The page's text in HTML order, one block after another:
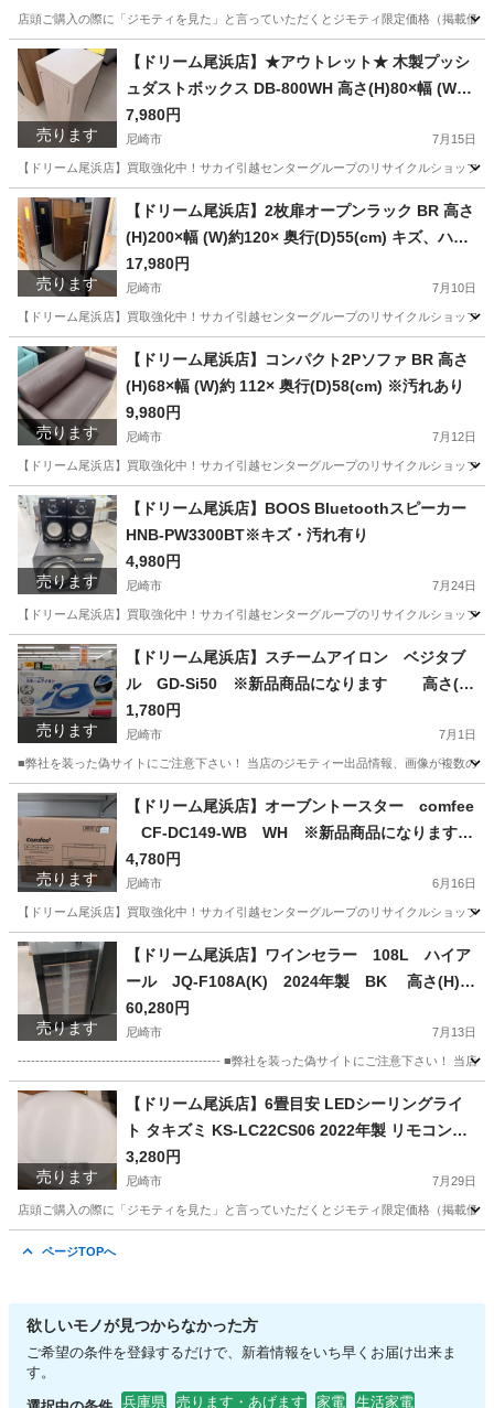
店頭ご購入の際に「ジモティを見た」と言っていただくとジモティ限定価格（掲載
兵庫 尼崎市 ソファ 店頭
売ります
【ドリーム尾浜店】★アウトレット★ 木製プッシ
ュダストボックス DB-800WH 高さ(H)80×幅 (W)
約25× 奥行(D)30(cm)
7,980円
尼崎市 7月15日
【ドリーム尾浜店】買取強化中！サカイ引越センターグループのリサイクルショッ
兵庫 尼崎市 収納家具 ドリーム
売ります
【ドリーム尾浜店】2枚扉オープンラック BR 高さ
(H)200×幅 (W)約120× 奥行(D)55(cm) キズ、ハガ
レ多数あり。
17,980円
尼崎市 7月10日
【ドリーム尾浜店】買取強化中！サカイ引越センターグループのリサイクルショッ
兵庫 尼崎市 収納家具 ドリーム
売ります
【ドリーム尾浜店】コンパクト2Pソファ BR 高さ
(H)68×幅 (W)約 112× 奥行(D)58(cm) ※汚れあり
9,980円
尼崎市 7月12日
【ドリーム尾浜店】買取強化中！サカイ引越センターグループのリサイクルショッ
兵庫 尼崎市 ソファ ドリーム
売ります
【ドリーム尾浜店】BOOS Bluetoothスピーカー
HNB-PW3300BT※キズ・汚れ有り
4,980円
尼崎市 7月24日
【ドリーム尾浜店】買取強化中！サカイ引越センターグループのリサイクルショッ
兵庫 尼崎市 オーディオ ドリーム
売ります
【ドリーム尾浜店】スチームアイロン ベジタブ
ル GD-Si50 ※新品商品になります 高さ(H)
--cm× 幅(W)--cm× 奥行(D)--cm
1,780円
尼崎市 7月1日
■弊社を装った偽サイトにご注意下さい！ 当店のジモティー出品情報、画像が複数の
兵庫 尼崎市 ベビー用品 買取
売ります
【ドリーム尾浜店】オーブントースター comfee
CF-DC149-WB WH ※新品商品になります
高さ(H)--×幅 (W)--× 奥行(D)--(cm)
4,780円
尼崎市 6月16日
【ドリーム尾浜店】買取強化中！サカイ引越センターグループのリサイクルショッ
兵庫 尼崎市 季節、空調家電 店頭
売ります
【ドリーム尾浜店】ワインセラー 108L ハイア
ール JQ-F108A(K) 2024年製 BK 高さ(H)8
2cm× 幅(W)49.7cm× 奥行(D)58.5cm
60,280円
尼崎市 7月13日
---------------------------------------------- ■弊社を装った偽サイトにご注意下さい！ 当店の
兵庫 尼崎市 その他 買取
売ります
【ドリーム尾浜店】6畳目安 LEDシーリングライ
ト タキズミ KS-LC22CS06 2022年製 リモコン付
き
3,280円
尼崎市 7月29日
店頭ご購入の際に「ジモティを見た」と言っていただくとジモティ限定価格（掲載
ページTOPへ
欲しいモノが見つからなかった方
ご希望の条件を登録するだけで、新着情報をいち早くお届け出来ま
す。
兵庫県 売ります・あげます 家電
生活家電